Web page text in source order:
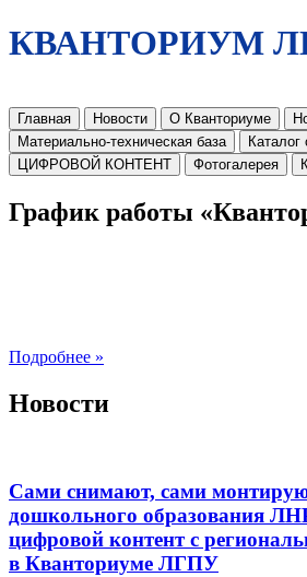
КВАНТОРИУМ
Главная Новости О Кванториуме
Материально-техническая база
Каталог
ЦИФРОВОЙ КОНТЕНТ
Фотогалерея
График работы
Подробнее »
Новости
Сами снимают, сами
дошкольного образования
цифровой контент с
в Кванториуме ЛГПУ​